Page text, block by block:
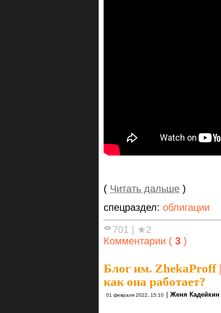
( Читать дальше )
спецраздел: облигации
701
★2
Комментарии ( 3 )
Блог им. ZhekaProff|
как она работает?
01 февраля 2022, 15:10 Женя Кадейкин